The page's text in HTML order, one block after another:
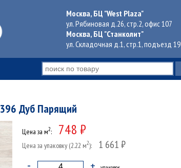
Москва, БЦ "West Plaza"
ул. Рябиновая д.26, стр.2, офис 107
Москва, БЦ "Станколит"
ул. Складочная д.1, стр.1, подъезд 19
Дуб Парящий
Цена за м2: 748 ₽
Цена за упаковку (2.22 м2): 1 661 ₽